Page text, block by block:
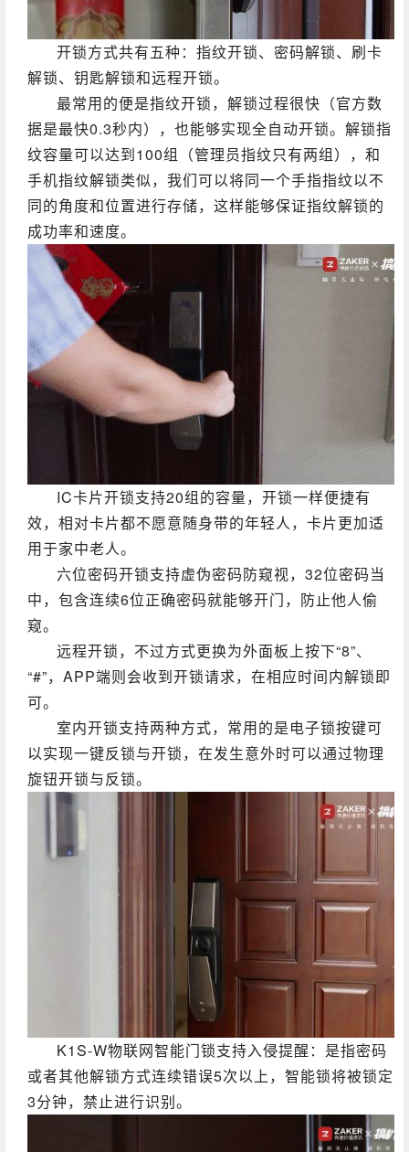
开锁方式共有五种：指纹开锁、密码解锁、刷卡
解锁、钥匙解锁和远程开锁。
最常用的便是指纹开锁，解锁过程很快（官方数
据是最快0.3秒内），也能够实现全自动开锁。解锁指
纹容量可以达到100组（管理员指纹只有两组），和
手机指纹解锁类似，我们可以将同一个手指指纹以不
同的角度和位置进行存储，这样能够保证指纹解锁的
成功率和速度。
IC卡片开锁支持20组的容量，开锁一样便捷有
效，相对卡片都不愿意随身带的年轻人，卡片更加适
用于家中老人。
六位密码开锁支持虚伪密码防窥视，32位密码当
中，包含连续6位正确密码就能够开门，防止他人偷
窥。
远程开锁，不过方式更换为外面板上按下“8”、
“#”，APP端则会收到开锁请求，在相应时间内解锁即
可。
室内开锁支持两种方式，常用的是电子锁按键可
以实现一键反锁与开锁，在发生意外时可以通过物理
旋钮开锁与反锁。
K1S-W物联网智能门锁支持入侵提醒：是指密码
或者其他解锁方式连续错误5次以上，智能锁将被锁定
3分钟，禁止进行识别。